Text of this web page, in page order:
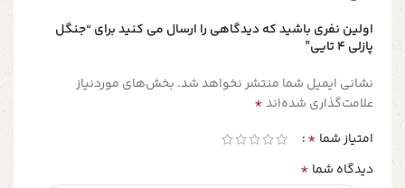
اولین نفری باشید که دیدگاهی را ارسال می کنید برای “جنگل
پازلی ۴ تایی”
نشانی ایمیل شما منتشر نخواهد شد. بخش‌های موردنیاز
علامت‌گذاری شده‌اند*
امتیاز شما *
دیدگاه شما *